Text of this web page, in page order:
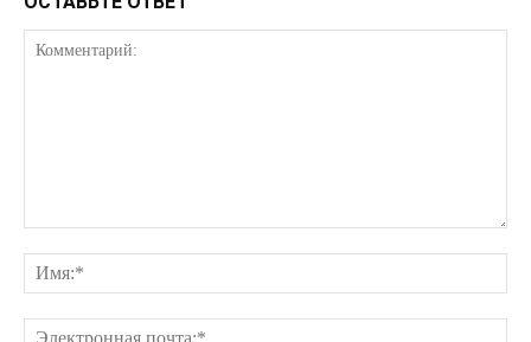
О нас
Связаться с нами
Политика конфиденциальности